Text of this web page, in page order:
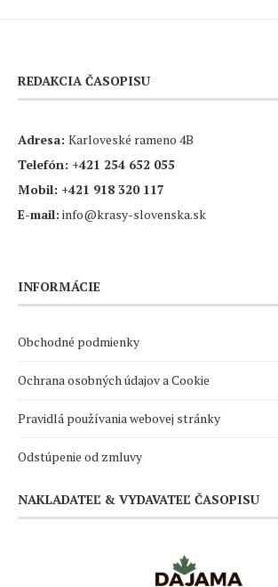
REDAKCIA ČASOPISU
Adresa: Karloveské rameno 4B
Telefón: +421 254 652 055
Mobil: +421 918 320 117
E-mail: info@krasy-slovenska.sk
INFORMÁCIE
Obchodné podmienky
Ochrana osobných údajov a Cookie
Pravidlá používania webovej stránky
Odstúpenie od zmluvy
NAKLADATEĽ & VYDAVATEĽ ČASOPISU